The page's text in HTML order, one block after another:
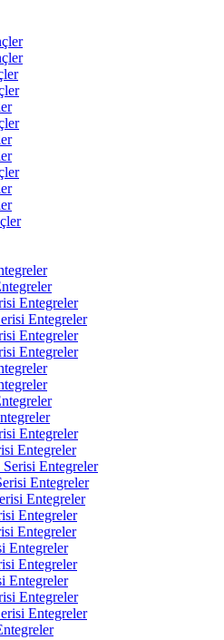
Entegreler
Entegreler
Entegreler
Entegreler
Entegreler
Entegreler
Entegreler
Entegreler
Entegreler
Entegreler
Entegreler
Entegreler
Entegreler
Entegreler
Entegreler
Entegreler